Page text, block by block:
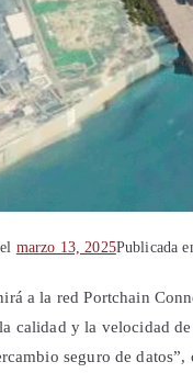
marzo 13, 2025Publicada
a la red Portchain
calidad y la velocidad
seguro de